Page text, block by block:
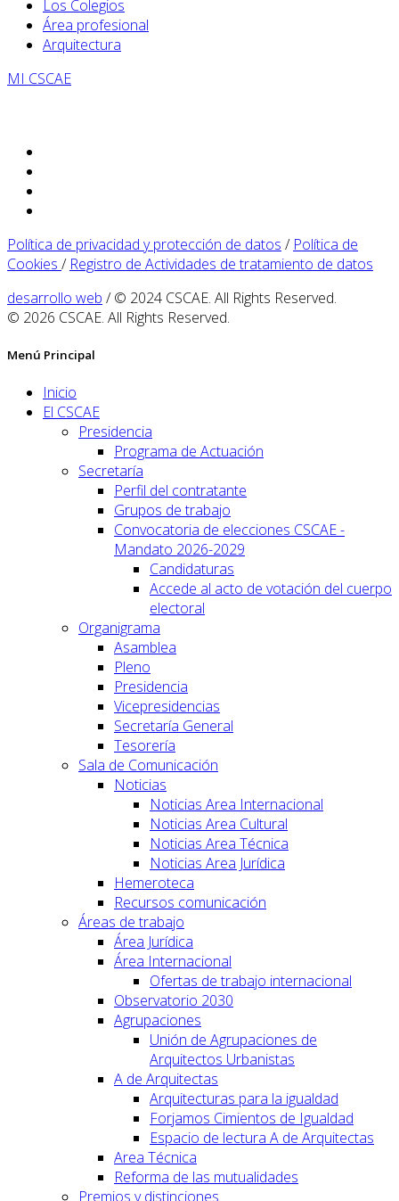
Los Colegios
Área profesional
Arquitectura
MI CSCAE
Política de privacidad y protección de datos / Política de
Cookies / Registro de Actividades de tratamiento de datos
desarrollo web / © 2024 CSCAE. All Rights Reserved.
© 2026 CSCAE. All Rights Reserved.
Menú Principal
Inicio
El CSCAE
Presidencia
Programa de Actuación
Secretaría
Perfil del contratante
Grupos de trabajo
Convocatoria de elecciones CSCAE -
Mandato 2026-2029
Candidaturas
Accede al acto de votación del cuerpo
electoral
Organigrama
Asamblea
Pleno
Presidencia
Vicepresidencias
Secretaría General
Tesorería
Sala de Comunicación
Noticias
Noticias Area Internacional
Noticias Area Cultural
Noticias Area Técnica
Noticias Area Jurídica
Hemeroteca
Recursos comunicación
Áreas de trabajo
Área Jurídica
Área Internacional
Ofertas de trabajo internacional
Observatorio 2030
Agrupaciones
Unión de Agrupaciones de
Arquitectos Urbanistas
A de Arquitectas
Arquitecturas para la igualdad
Forjamos Cimientos de Igualdad
Espacio de lectura A de Arquitectas
Area Técnica
Reforma de las mutualidades
Premios y distinciones